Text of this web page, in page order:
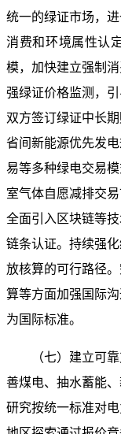
统一的绿证市场，
消费和环境属性认
模，加快建立强制
强绿证价格监测，
双方签订绿证中长
省间新能源优先发
易等多种绿电交易
室气体自愿减排交
全面引入区块链等
链条认证。持续强
放核算的可行路径
算等方面加强国际
为国际标准。
（七）建立可靠
善煤电、抽水蓄能
研究按统一标准对